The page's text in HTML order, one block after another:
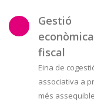
Gestió
fiscal
Eina de
associativa a
més